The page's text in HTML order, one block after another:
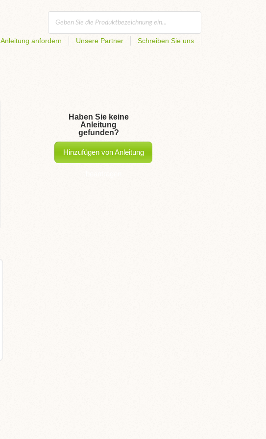
Anleitung anfordern Unsere Partner Schreiben Sie uns
Haben Sie keine
Anleitung
gefunden?
Hinzufügen von Anleitung